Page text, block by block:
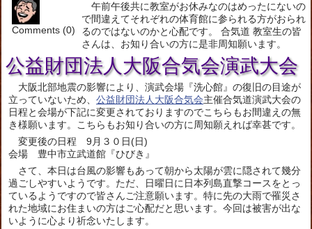
Comments (0)
午前午後共に教室がお休みなのはめったにないの
で間違えてそれぞれの体育館に参られる方がおられ
るのではないのかと心配です。 合気道 教室生の皆
さんは、お知り合いの方に是非周知願います。
公益財団法人大阪合気会演武大会
大阪北部地震の影響により、演武会場『洗心館』の復旧の目途が
立っていないため、 公益財団法人大阪合気会主催合気道演武大会の
日程と会場が下記に変更されておりますのでこちらもお間違えの無
き様願います。こちらもお知り合いの方に周知願えれば幸甚です。
変更後の日程 9月３０日(日)
会場 豊中市立武道館『ひびき』
さて、本日は台風の影響もあって朝から太陽が雲に隠されて幾分
過ごしやすいようです。ただ、日曜日に日本列島直撃コースをとっ
ているようですので皆さんご注意願います。特に先の大雨で罹災さ
れた地域にお住まいの方はご心配だと思います。今回は被害が出な
いように心より祈念いたします。